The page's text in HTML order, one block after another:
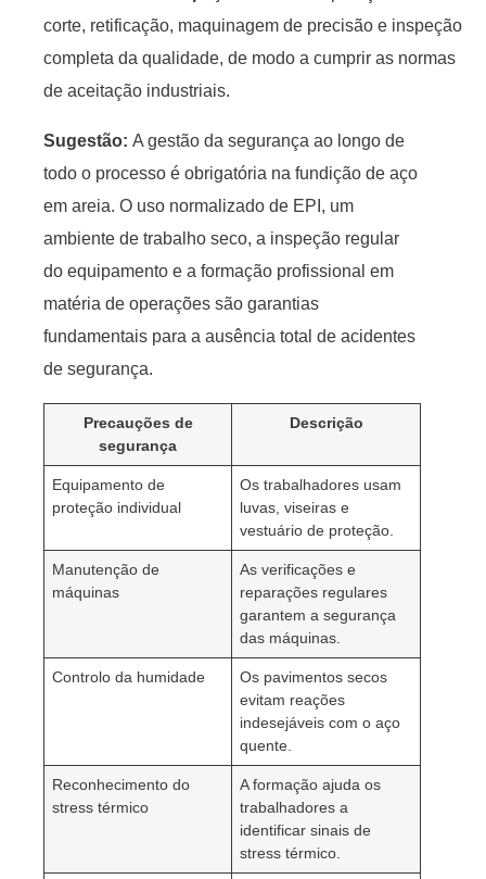
corte, retificação, maquinagem de precisão e inspeção
completa da qualidade, de modo a cumprir as normas
de aceitação industriais.
Sugestão: A gestão da segurança ao longo de
todo o processo é obrigatória na fundição de aço
em areia. O uso normalizado de EPI, um
ambiente de trabalho seco, a inspeção regular
do equipamento e a formação profissional em
matéria de operações são garantias
fundamentais para a ausência total de acidentes
de segurança.
Precauções de
segurança
Descrição
Equipamento de
proteção individual
Os trabalhadores usam
luvas, viseiras e
vestuário de proteção.
Manutenção de
máquinas
As verificações e
reparações regulares
garantem a segurança
das máquinas.
Controlo da humidade
Os pavimentos secos
evitam reações
indesejáveis com o aço
quente.
Reconhecimento do
stress térmico
A formação ajuda os
trabalhadores a
identificar sinais de
stress térmico.